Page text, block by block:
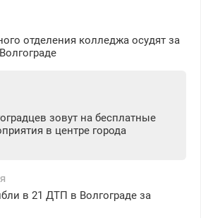
отделения колледжа осудят за
зовут на бесплатные
в центре города
в 21 ДТП в Волгограде за